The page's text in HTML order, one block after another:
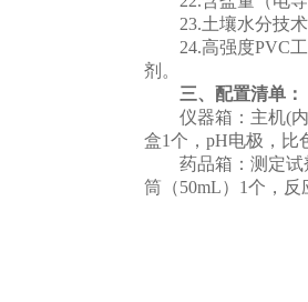
23.土壤水分技
24.高强度PVC
剂。
三、配置清单：
仪器箱：主机(
盒1个，pH电极，比
药品箱：测定试
筒（50mL）1个，